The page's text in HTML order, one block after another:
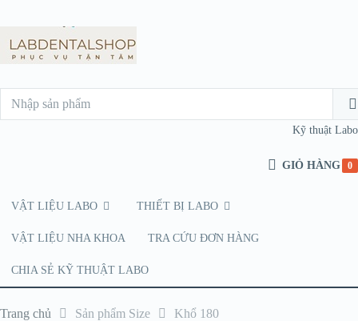
Kỹ thuật Labo
GIỎ HÀNG 0
VẬT LIỆU LABO THIẾT BỊ LABO
VẬT LIỆU NHA KHOA TRA CỨU ĐƠN HÀNG
CHIA SẺ KỸ THUẬT LABO
Trang chủ Sản phẩm Size Khổ 180